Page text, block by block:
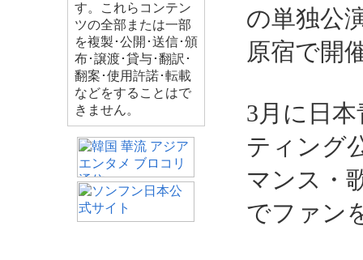
す。これらコンテン
ツの全部または一部
を複製･公開･送信･頒
布･譲渡･貸与･翻訳･
翻案･使用許諾･転載
などをすることはで
きません。
の単独公
原宿で開
3月に日
ティング
マンス・
でファン